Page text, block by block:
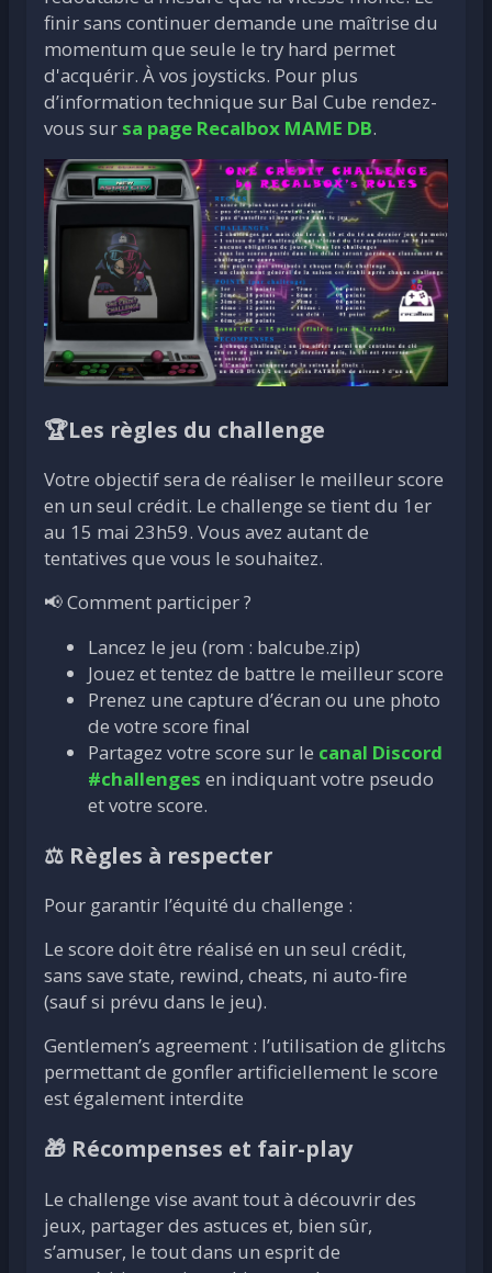
finir sans continuer demande une maîtrise du
momentum que seule le try hard permet
d'acquérir. À vos joysticks. Pour plus
d’information technique sur Bal Cube rendez-
vous sur sa page Recalbox MAME DB.
🏆Les règles du challenge
Votre objectif sera de réaliser le meilleur score
en un seul crédit. Le challenge se tient du 1er
au 15 mai 23h59. Vous avez autant de
tentatives que vous le souhaitez.
📢 Comment participer ?
Lancez le jeu (rom : balcube.zip)
Jouez et tentez de battre le meilleur score
Prenez une capture d’écran ou une photo
de votre score final
Partagez votre score sur le canal Discord
#challenges en indiquant votre pseudo
et votre score.
⚖️ Règles à respecter
Pour garantir l’équité du challenge :
Le score doit être réalisé en un seul crédit,
sans save state, rewind, cheats, ni auto-fire
(sauf si prévu dans le jeu).
Gentlemen’s agreement : l’utilisation de glitchs
permettant de gonfler artificiellement le score
est également interdite
🎁 Récompenses et fair-play
Le challenge vise avant tout à découvrir des
jeux, partager des astuces et, bien sûr,
s’amuser, le tout dans un esprit de